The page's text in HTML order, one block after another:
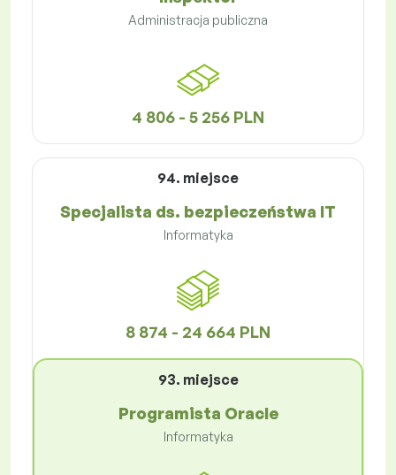
Administracja publiczna
4 806 - 5 256 PLN
94. miejsce
Specjalista ds. bezpieczeństwa IT
Informatyka
8 874 - 24 664 PLN
93. miejsce
Programista Oracle
Informatyka